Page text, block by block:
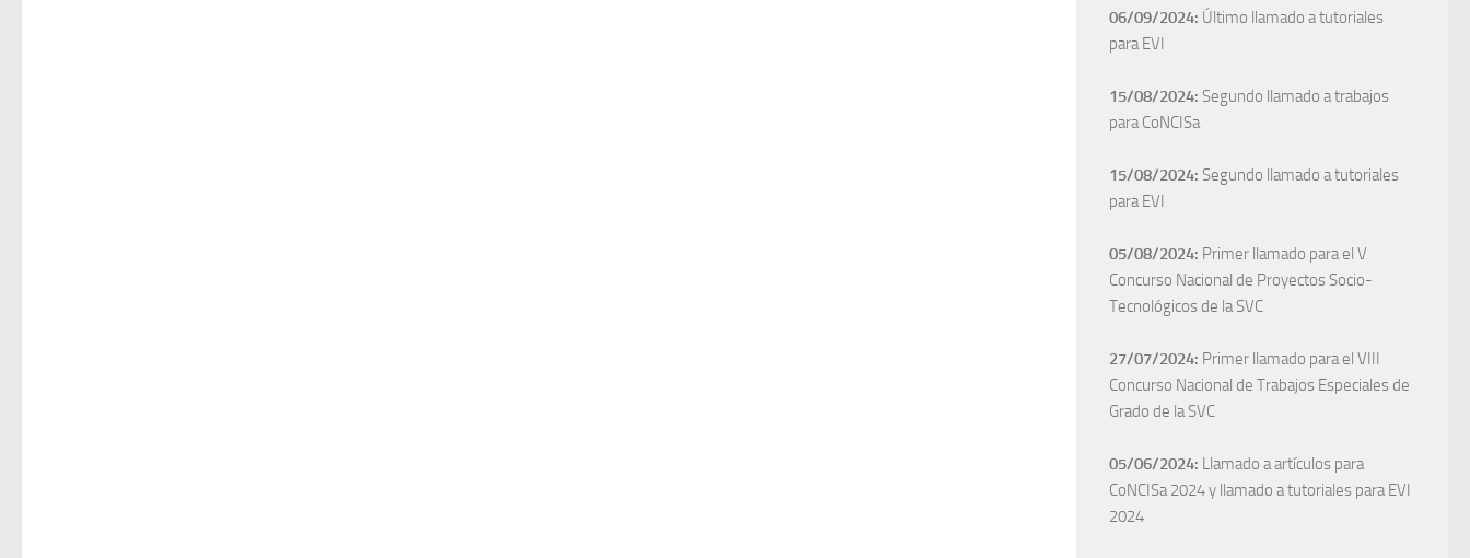
06/09/2024: Último llamado a tutoriales
para EVI
15/08/2024: Segundo llamado a trabajos
para CoNCISa
15/08/2024: Segundo llamado a tutoriales
para EVI
05/08/2024: Primer llamado para el V
Concurso Nacional de Proyectos Socio-
Tecnológicos de la SVC
27/07/2024: Primer llamado para el VIII
Concurso Nacional de Trabajos Especiales de
Grado de la SVC
05/06/2024: Llamado a artículos para
CoNCISa 2024 y llamado a tutoriales para EVI
2024